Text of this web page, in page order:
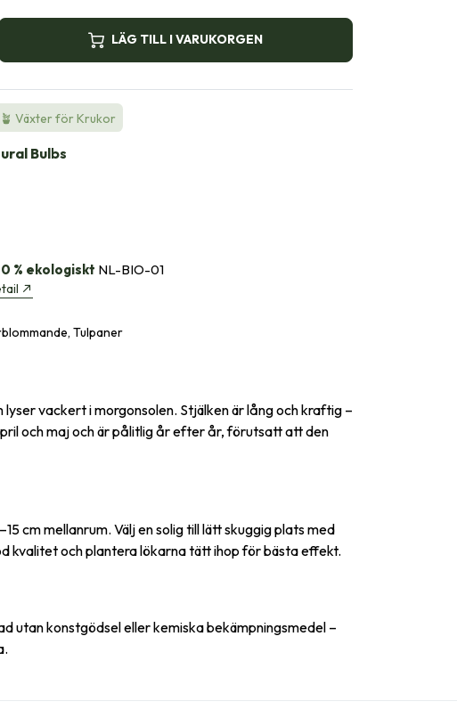
LÄG TILL I VARUKORGEN
🪴 Växter för Krukor
Bulbs
% ekologiskt NL-BIO-01
Tulpaner
vackert i morgonsolen. Stjälken är lång och kraftig –
och maj och är pålitlig år efter år, förutsatt att den
cm mellanrum. Välj en solig till lätt skuggig plats med
kvalitet och plantera lökarna tätt ihop för bästa effekt.
utan konstgödsel eller kemiska bekämpningsmedel –